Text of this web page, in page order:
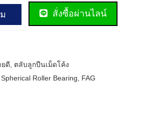
สั่งซื้อผ่านไลน์
ดี
ตลับลูกปืนเม็ดโค้ง
Spherical Roller Bearing FAG